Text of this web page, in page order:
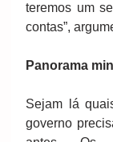
teremos um
contas”,
Panorama
Sejam lá
governo